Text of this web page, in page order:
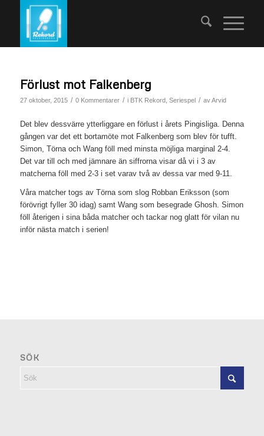
Förlust mot Falkenberg
27 oktober, 2015 / 0 Kommentarer / i BTK Rekord, Seriespel / avArvid
Det blev dessvärre ytterliggare en förlust i årets Pingisliga. Denna
gången var det ett bortamöte mot Falkenberg som blev för tufft.
Simon, Törna och Wang föll med minsta möjliga marginal 2-4.
Det var till och med jämnare än siffrorna visar då vi i 3 av
matcherna föll med 2-3 i set varav två av dessa var med 9-11.
Våra matcher togs av Törna som slog Robban Eriksson (som
förövrigt fyller 30 idag) samt Wang som besegrade Ghosh. Simon
föll återigen i sina båda matcher och tackar nog glatt för vilan nu
inför nästa match i serien!
SÖK